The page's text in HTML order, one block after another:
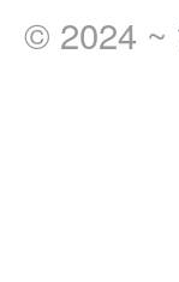
© 2024 ~